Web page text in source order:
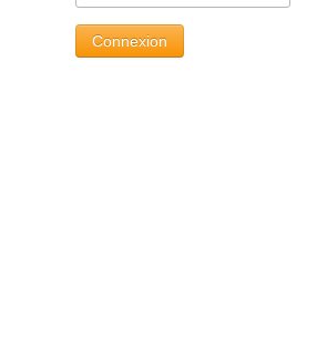
Connexion